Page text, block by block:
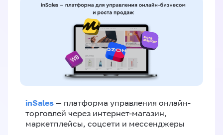
inSales — платформа управления онлайн-
торговлей через интернет-магазин,
маркетплейсы, соцсети и мессенджеры